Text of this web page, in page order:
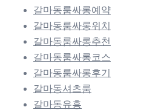
갈마동룸싸롱예약
갈마동룸싸롱위치
갈마동룸싸롱추천
갈마동룸싸롱코스
갈마동룸싸롱후기
갈마동셔츠룸
갈마동유흥